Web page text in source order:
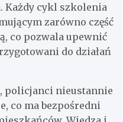
Każdy cykl szkolenia
zarówno część
co pozwala upewnić
do działań
policjanci nieustannie
co ma bezpośredni